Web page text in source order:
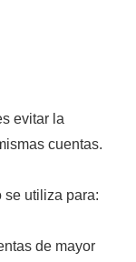
evitar la
cuentas.
se utiliza para:
de mayor